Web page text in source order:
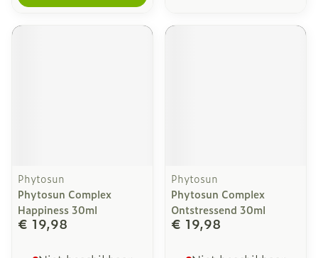
Phytosun
Phytosun Complex
Happiness 30ml
€ 19,98
Phytosun
Phytosun Complex
Ontstressend 30ml
€ 19,98